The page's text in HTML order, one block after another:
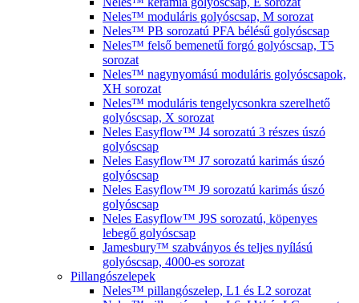
Neles™ moduláris golyóscsap, M sorozat
Neles™ PB sorozatú PFA bélésű golyóscsap
Neles™ felső bemenetű forgó golyóscsap, T5
sorozat
Neles™ nagynyomású moduláris golyóscsapok,
XH sorozat
Neles™ moduláris tengelycsonkra szerelhető
golyóscsap, X sorozat
Neles Easyflow™ J4 sorozatú 3 részes úszó
golyóscsap
Neles Easyflow™ J7 sorozatú karimás úszó
golyóscsap
Neles Easyflow™ J9 sorozatú karimás úszó
golyóscsap
Neles Easyflow™ J9S sorozatú, köpenyes
lebegő golyóscsap
Jamesbury™ szabványos és teljes nyílású
golyóscsap, 4000-es sorozat
Pillangószelepek
Neles™ pillangószelep, L1 és L2 sorozat